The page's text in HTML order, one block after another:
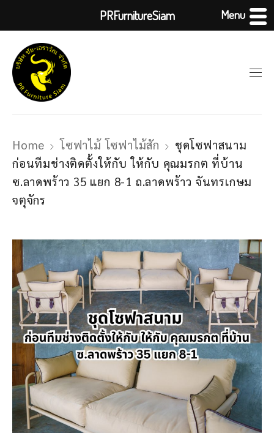
Home โซฟาไม้ โซฟาไม้สัก
ชุดโซฟาสนาม
ก่อนทีมช่างติดตั้งให้กับ ให้กับ คุณมรกต ที่บ้าน
ซ.ลาดพร้าว 35 แยก 8-1 ถ.ลาดพร้าว จันทรเกษม
จตุจักร
PRFurnitureSiam Menu